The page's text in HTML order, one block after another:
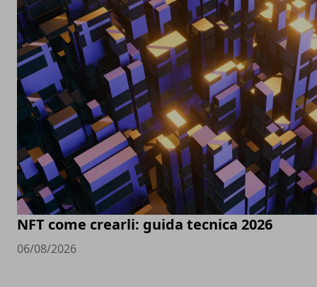
NFT come crearli: guida tecnica 2026
06/08/2026